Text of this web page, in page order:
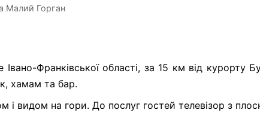
Малий Горган
Франківської області, за 15 км від курорту
хамам та бар.
і видом на гори. До послуг гостей телевізор з